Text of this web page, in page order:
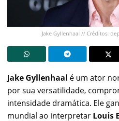
Jake Gyllenhaal // Créditos:
Jake Gyllenhaal é um ator
por sua versatilidade,
intensidade dramática. Ele
mundial ao interpretar Louis